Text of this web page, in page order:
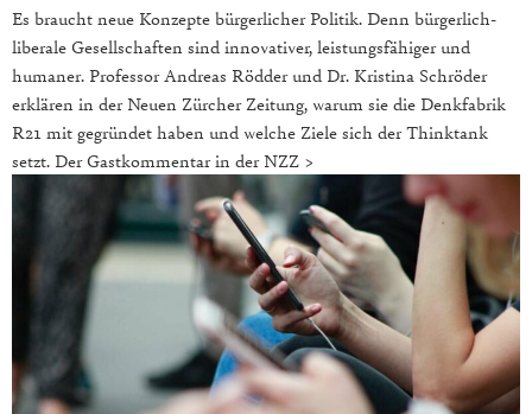
Es braucht neue Konzepte bürgerlicher Politik. Denn bürgerlich-
liberale Gesellschaften sind innovativer, leistungsfähiger und
humaner. Professor Andreas Rödder und Dr. Kristina Schröder
erklären in der Neuen Zürcher Zeitung, warum sie die Denkfabrik
R21 mit gegründet haben und welche Ziele sich der Thinktank
setzt. Der Gastkommentar in der NZZ >